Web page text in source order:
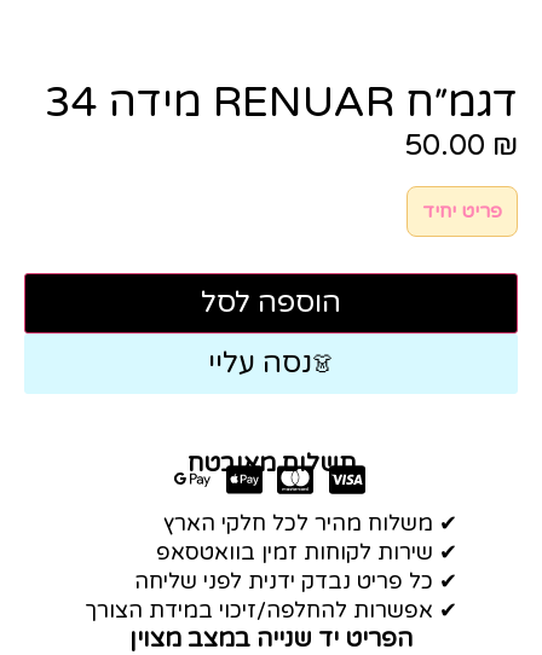
דגמ״ח RENUAR מידה 34
50.00 ₪
פריט יחיד
הוספה לסל
👗נסה עליי
תשלום מאובטח
✔ משלוח מהיר לכל חלקי הארץ
✔ שירות לקוחות זמין בוואטסאפ
✔ כל פריט נבדק ידנית לפני שליחה
✔ אפשרות להחלפה/זיכוי במידת הצורך
הפריט יד שנייה במצב מצוין